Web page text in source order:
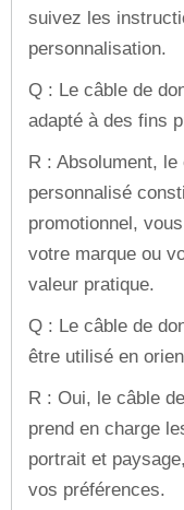
suivez les
personnalisation.
Q : Le câble de
adapté à des fins
R : Absolument,
personnalisé
promotionnel,
votre marque ou
valeur pratique.
Q : Le câble de
être utilisé en
R : Oui, le câble
prend en charge
portrait et
vos préférences.